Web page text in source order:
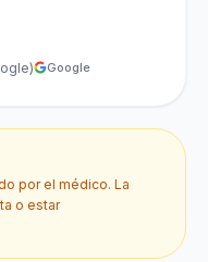
Google
por el médico. La
o estar